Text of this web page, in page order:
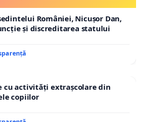
României, Nicușor Dan,
și discreditarea statului
cu activități extrașcolare din
copiilor